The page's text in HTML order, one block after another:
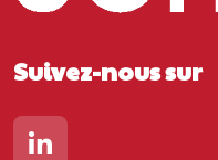
Suivez-nous sur
Lien vers notre page Linkedin